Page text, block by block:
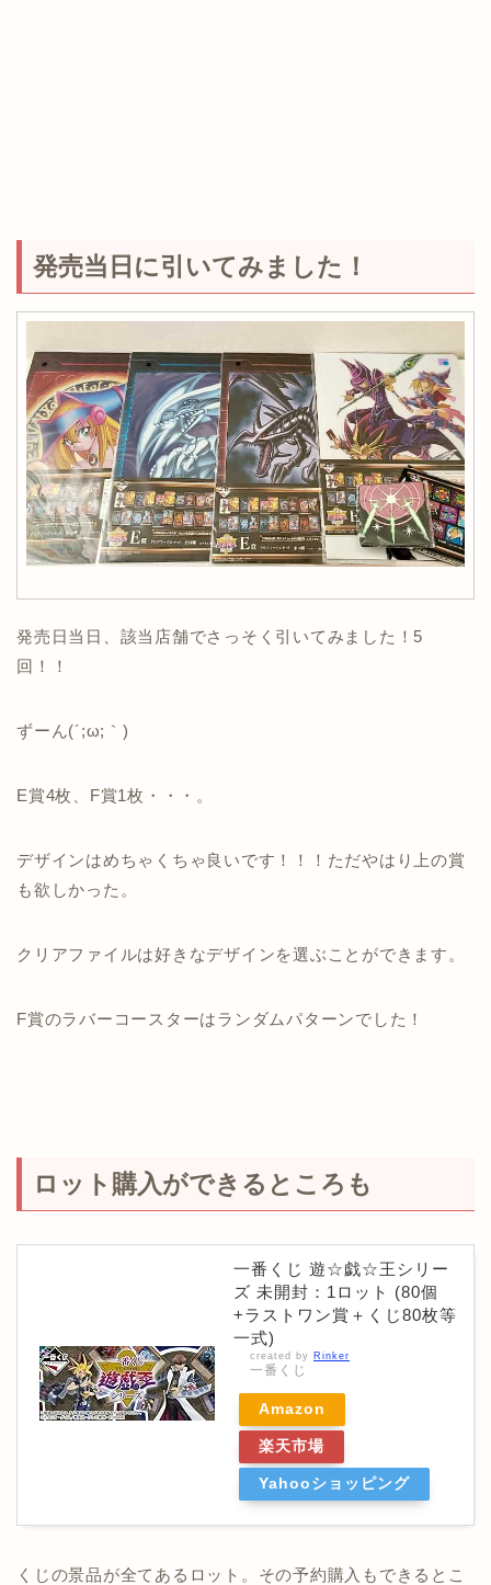
発売当日に引いてみました！
発売日当日、該当店舗でさっそく引いてみました！5
回！！
ずーん(´;ω;｀)
E賞4枚、F賞1枚・・・。
デザインはめちゃくちゃ良いです！！！ただやはり上の賞
も欲しかった。
クリアファイルは好きなデザインを選ぶことができます。
F賞のラバーコースターはランダムパターンでした！
ロット購入ができるところも
一番くじ 遊☆戯☆王シリー
ズ 未開封：1ロット (80個
+ラストワン賞＋くじ80枚等
一式)
created by Rinker
一番くじ
Amazon
楽天市場
Yahooショッピング
くじの景品が全てあるロット。その予約購入もできるとこ